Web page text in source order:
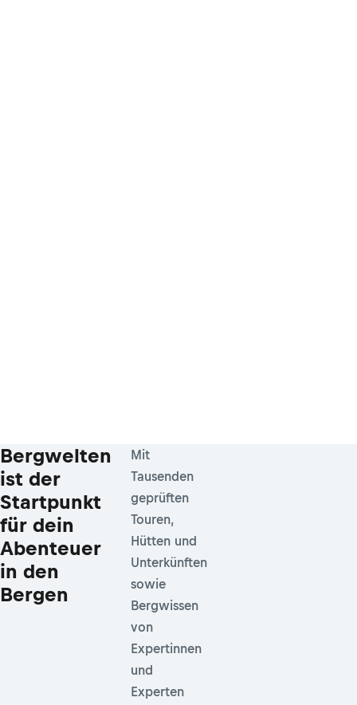
Bergwelten
ist der
Startpunkt
für dein
Abenteuer
in den
Bergen
Mit
Tausenden
geprüften
Touren,
Hütten und
Unterkünften
sowie
Bergwissen
von
Expertinnen
und
Experten